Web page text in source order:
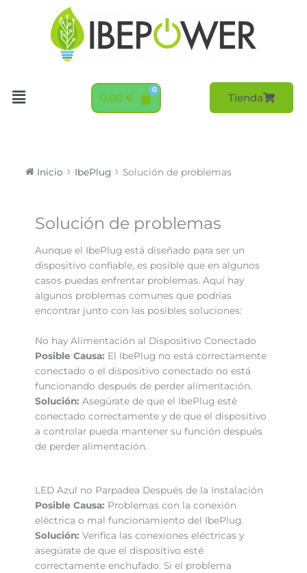
Menú 0.00€ Tienda
Inicio IbePlug Solución de problemas
Solución de problemas
Aunque el IbePlug está diseñado para ser un
dispositivo confiable, es posible que en algunos
casos puedas enfrentar problemas. Aquí hay
algunos problemas comunes que podrías
encontrar junto con las posibles soluciones:
No hay Alimentación al Dispositivo Conectado
Posible Causa: El IbePlug no está correctamente
conectado o el dispositivo conectado no está
funcionando después de perder alimentación.
Solución:Asegúrate de que el IbePlug esté
conectado correctamente y de que el dispositivo
a controlar pueda mantener su función después
de perder alimentación.
LED Azul no Parpadea Después de la Instalación
Posible Causa: Problemas con la conexión
eléctrica o mal funcionamiento del IbePlug.
Solución:Verifica las conexiones eléctricas y
asegúrate de que el dispositivo esté
correctamente enchufado. Si el problema
de